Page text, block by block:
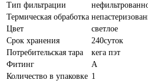
Тип фильтрации
Термическая обработка
Цвет
светлое
Срок хранения
240cуток
Потребительская тара
кега пэт
Фитинг
A
Количество в упаковке 1